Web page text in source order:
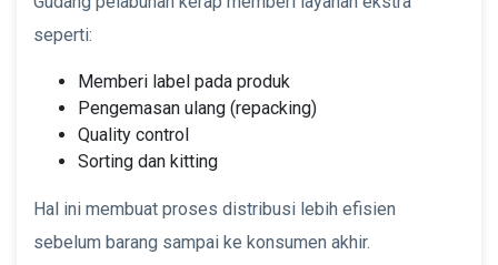
seperti:
Memberi label pada produk
Pengemasan ulang (repacking)
Quality control
Sorting dan kitting
Hal ini membuat proses distribusi lebih efisien
sebelum barang sampai ke konsumen akhir.